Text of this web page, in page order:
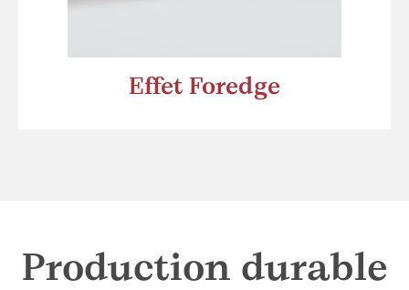
Effet Foredge
Production durable